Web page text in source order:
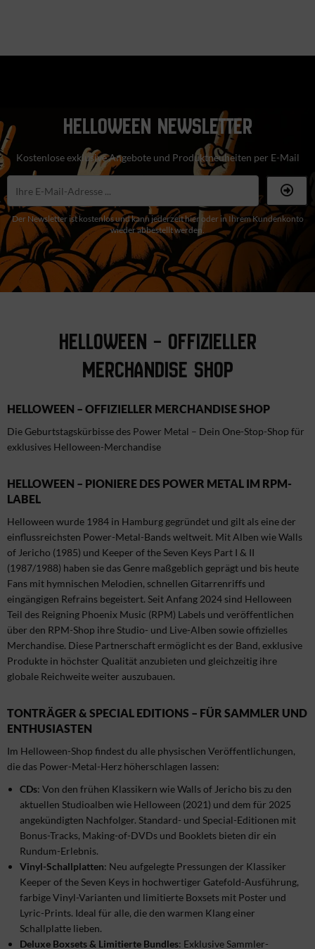
HELLOWEEN NEWSLETTER
Kostenlose exklusive Angebote und Produktneuheiten per E-Mail
Der Newsletter ist kostenlos und kann jederzeit hier oder in Ihrem Kundenkonto
wieder abbestellt werden.
HELLOWEEN – OFFIZIELLER
MERCHANDISE SHOP
HELLOWEEN – OFFIZIELLER MERCHANDISE SHOP
Die Geburtstagskürbisse des Power Metal – Dein One-Stop-Shop für
exklusives Helloween-Merchandise
HELLOWEEN – PIONIERE DES POWER METAL IM RPM-
LABEL
Helloween wurde 1984 in Hamburg gegründet und gilt als eine der
einflussreichsten Power-Metal-Bands weltweit. Mit Alben wie Walls
of Jericho (1985) und Keeper of the Seven Keys Part I & II
(1987/1988) haben sie das Genre maßgeblich geprägt und bis heute
Fans mit hymnischen Melodien, schnellen Gitarrenriffs und
eingängigen Refrains begeistert. Seit Anfang 2024 sind Helloween
Teil des Reigning Phoenix Music (RPM) Labels und veröffentlichen
über den RPM-Shop ihre Studio- und Live-Alben sowie offizielles
Merchandise. Diese Partnerschaft ermöglicht es der Band, exklusive
Produkte in höchster Qualität anzubieten und gleichzeitig ihre
globale Reichweite weiter auszubauen.
TONTRÄGER & SPECIAL EDITIONS – FÜR SAMMLER UND
ENTHUSIASTEN
Im Helloween-Shop findest du alle physischen Veröffentlichungen,
die das Power-Metal-Herz höherschlagen lassen:
CDs: Von den frühen Klassikern wie Walls of Jericho bis zu den
aktuellen Studioalben wie Helloween (2021) und dem für 2025
angekündigten Nachfolger. Standard- und Special-Editionen mit
Bonus-Tracks, Making-of-DVDs und Booklets bieten dir ein
Rundum-Erlebnis.
Vinyl-Schallplatten: Neu aufgelegte Pressungen der Klassiker
Keeper of the Seven Keys in hochwertiger Gatefold-Ausführung,
farbige Vinyl-Varianten und limitierte Boxsets mit Poster und
Lyric-Prints. Ideal für alle, die den warmen Klang einer
Schallplatte lieben.
Deluxe Boxsets & Limitierte Bundles: Exklusive Sammler-